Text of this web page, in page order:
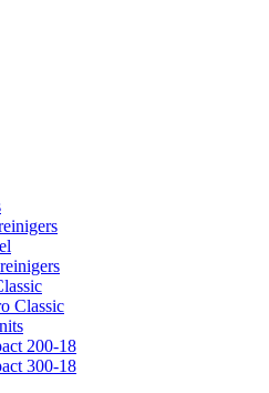
Classic
200-18
300-18